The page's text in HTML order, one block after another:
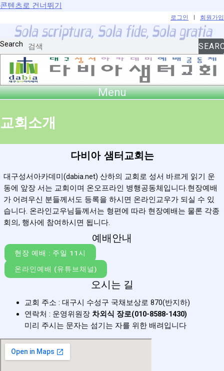
콘텐츠로 건너뛰기
로그인 | 회원가입
Search
Menu
교회소개
다비아 샘터교회는
대구성서아카데미(dabia.net) 산하의 교회로 성서 바르게 읽기 운
동에 앞장 서는 교회이며 온오프라인 병행공동체입니다.현장예배
가 어려우신 분들께서도 등록을 하시면 온라인교우가 되실 수 있
습니다. 온라인교우님들께서는 형편에 따라 현장예배는 물론 각종
회의, 행사에 참여하시면 됩니다.
예배안내
현장 예배 : 주일 11시
온라인예배 (유튜브채널)
오시는 길
교회 주소 : 대구시 수성구 국채보상로 870(반지하)
연락처 : 운영위원장 차외식 장로(010-8588-1430)
미리 주시는 문자는 섬기는 자를 위한 배려입니다